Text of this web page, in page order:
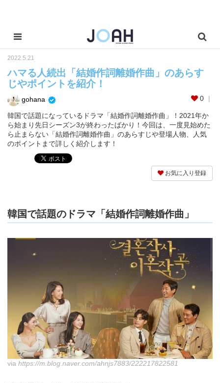
2022.5.21
ハマる人続出「結婚作詞離婚作曲」のあらす
じやポイントを紹介！
gohana 0
韓国で話題になっているドラマ「結婚作詞離婚作曲」！2021年か
ら始まり先日シーズン3が終わったばかり！今回は、一度見始めた
ら止まらない「結婚作詞離婚作曲」のあらすじや登場人物、人気
のポイントまで詳しく紹介します！
お気に入り登録
韓国で話題のドラマ「結婚作詞離婚作曲」
via https://m.blog.naver.com/ahnjs7883/222217822581